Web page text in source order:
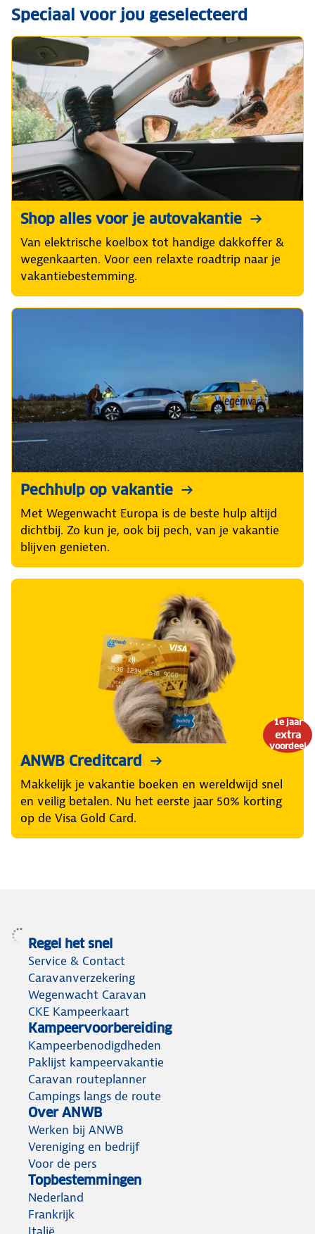
Speciaal voor jou geselecteerd
Shop alles voor je autovakantie
Van elektrische koelbox tot handige dakkoffer &
wegenkaarten. Voor een relaxte roadtrip naar je
vakantiebestemming.
Pechhulp op vakantie
Met Wegenwacht Europa is de beste hulp altijd
dichtbij. Zo kun je, ook bij pech, van je vakantie
blijven genieten.
1e jaar
extra
voordeel
ANWB Creditcard
Makkelijk je vakantie boeken en wereldwijd snel
en veilig betalen. Nu het eerste jaar 50% korting
op de Visa Gold Card.
Regel het snel
Service & Contact
Caravanverzekering
Wegenwacht Caravan
CKE Kampeerkaart
Kampeervoorbereiding
Kampeerbenodigdheden
Paklijst kampeervakantie
Caravan routeplanner
Campings langs de route
Over ANWB
Werken bij ANWB
Vereniging en bedrijf
Voor de pers
Topbestemmingen
Nederland
Frankrijk